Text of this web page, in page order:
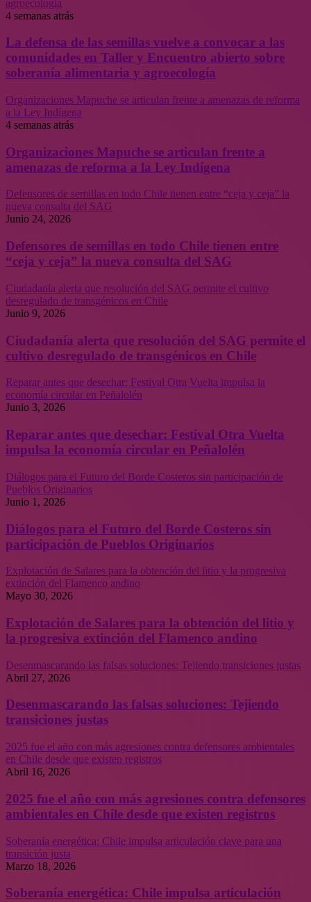
agroecología
4 semanas atrás
La defensa de las semillas vuelve a convocar a las
comunidades en Taller y Encuentro abierto sobre
soberanía alimentaria y agroecología
Organizaciones Mapuche se articulan frente a amenazas de reforma
a la Ley Indígena
4 semanas atrás
Organizaciones Mapuche se articulan frente a
amenazas de reforma a la Ley Indígena
Defensores de semillas en todo Chile tienen entre “ceja y ceja” la
nueva consulta del SAG
Junio 24, 2026
Defensores de semillas en todo Chile tienen entre
“ceja y ceja” la nueva consulta del SAG
Ciudadanía alerta que resolución del SAG permite el cultivo
desregulado de transgénicos en Chile
Junio 9, 2026
Ciudadanía alerta que resolución del SAG permite el
cultivo desregulado de transgénicos en Chile
Reparar antes que desechar: Festival Otra Vuelta impulsa la
economía circular en Peñalolén
Junio 3, 2026
Reparar antes que desechar: Festival Otra Vuelta
impulsa la economía circular en Peñalolén
Diálogos para el Futuro del Borde Costeros sin participación de
Pueblos Originarios
Junio 1, 2026
Diálogos para el Futuro del Borde Costeros sin
participación de Pueblos Originarios
Explotación de Salares para la obtención del litio y la progresiva
extinción del Flamenco andino
Mayo 30, 2026
Explotación de Salares para la obtención del litio y
la progresiva extinción del Flamenco andino
Desenmascarando las falsas soluciones: Tejiendo transiciones justas
Abril 27, 2026
Desenmascarando las falsas soluciones: Tejiendo
transiciones justas
2025 fue el año con más agresiones contra defensores ambientales
en Chile desde que existen registros
Abril 16, 2026
2025 fue el año con más agresiones contra defensores
ambientales en Chile desde que existen registros
Soberanía energética: Chile impulsa articulación clave para una
transición justa
Marzo 18, 2026
Soberanía energética: Chile impulsa articulación